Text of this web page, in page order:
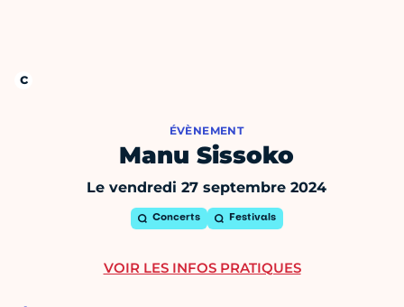
ÉVÈNEMENT
Manu Sissoko
Le vendredi 27 septembre 2024
Concerts Festivals
VOIR LES INFOS PRATIQUES